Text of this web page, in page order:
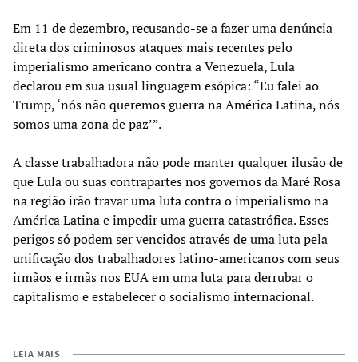
Em 11 de dezembro, recusando-se a fazer uma denúncia
direta dos criminosos ataques mais recentes pelo
imperialismo americano contra a Venezuela, Lula
declarou em sua usual linguagem esópica: “Eu falei ao
Trump, ‘nós não queremos guerra na América Latina, nós
somos uma zona de paz’”.
A classe trabalhadora não pode manter qualquer ilusão de
que Lula ou suas contrapartes nos governos da Maré Rosa
na região irão travar uma luta contra o imperialismo na
América Latina e impedir uma guerra catastrófica. Esses
perigos só podem ser vencidos através de uma luta pela
unificação dos trabalhadores latino-americanos com seus
irmãos e irmãs nos EUA em uma luta para derrubar o
capitalismo e estabelecer o socialismo internacional.
LEIA MAIS